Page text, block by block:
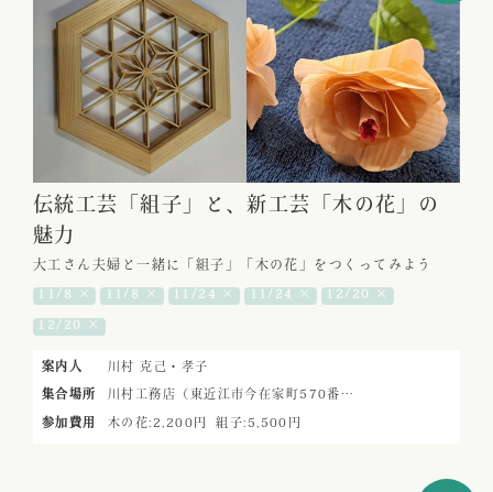
伝統工芸「組子」と、新工芸「木の花」の
魅力
大工さん夫婦と一緒に「組子」「木の花」をつくってみよう
11/8 × 11/8 × 11/24 × 11/24 × 12/20 ×
12/20 ×
案内人 川村 克己・孝子
集合場所 川村工務店（東近江市今在家町570番…
参加費用 木の花:2,200円 組子:5,500円